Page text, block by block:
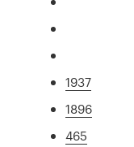
1937
1896
465